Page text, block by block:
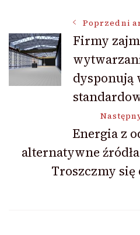
Nawigacja
wpisu
Poprzedni
Firmy
dysponują
Energia z
alternatywne
Troszczmy się